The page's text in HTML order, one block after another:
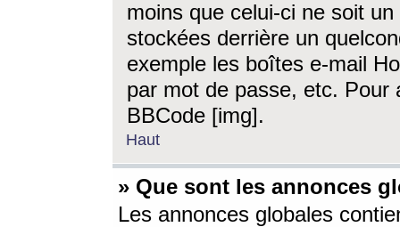
moins que celui-ci ne soit
stockées derrière un
exemple les boîtes e-mail
par mot de passe, etc. Pour
BBCode [img].
Haut
» Que sont les annonces
Les annonces globales